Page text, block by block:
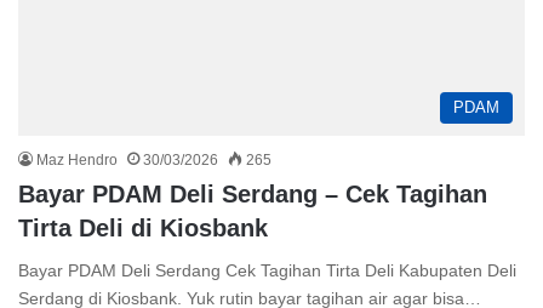
PDAM
Maz Hendro 30/03/2026 265
Bayar PDAM Deli Serdang – Cek Tagihan
Tirta Deli di Kiosbank
Bayar PDAM Deli Serdang Cek Tagihan Tirta Deli Kabupaten Deli
Serdang di Kiosbank. Yuk rutin bayar tagihan air agar bisa…